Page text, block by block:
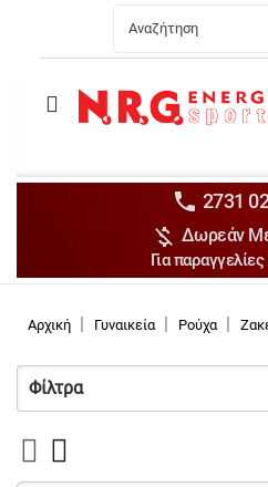
Ανδρικά
Αθλήματα
Brands
Εκπτώσεις
 2731
 Δωρεάν
Για
Αρχική Γυναικεία Ρούχα
Φίλτρα